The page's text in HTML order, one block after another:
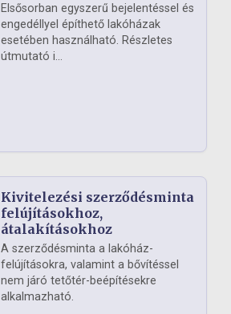
Elsősorban egyszerű bejelentéssel és
engedéllyel építhető lakóházak
esetében használható. Részletes
útmutató i...
Kivitelezési szerződésminta
felújításokhoz,
átalakításokhoz
A szerződésminta a lakóház-
felújításokra, valamint a bővítéssel
nem járó tetőtér-beépítésekre
alkalmazható.